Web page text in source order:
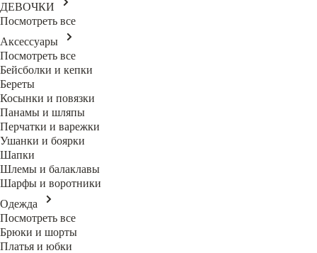
ДЕВОЧКИ
Посмотреть все
Аксессуары
Посмотреть все
Бейсболки и кепки
Береты
Косынки и повязки
Панамы и шляпы
Перчатки и варежки
Ушанки и боярки
Шапки
Шлемы и балаклавы
Шарфы и воротники
Одежда
Посмотреть все
Брюки и шорты
Платья и юбки